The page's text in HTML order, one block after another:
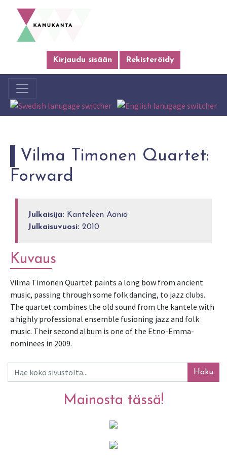
Kirjaudu sisään Rekisteröidy
Vilma Timonen Quartet:
Forward
Julkaisija: Kanteleen Ääniä
Julkaisuvuosi: 2010
Kuvaus
Vilma Timonen Quartet paints a long bow from ancient
music, passing through some folk dancing, to jazz clubs.
The quartet combines the old sound from the kantele with
a highly professional ensemble fusioning jazz and folk
music. Their second album is one of the Etno-Emma-
nominees in 2009.
Haku
Mainosta tässä!